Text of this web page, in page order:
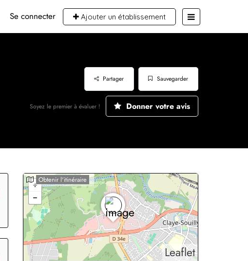
Se connecter Ajouter un établissement
Sauvegarder
Partager
Soyez le premier à évaluer ! Donner votre avis
Leaflet
Obtenir l'itinéraire